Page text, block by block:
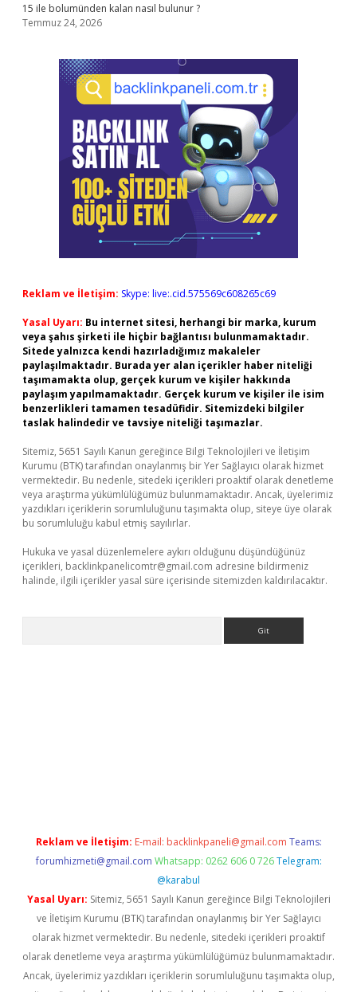
15 ile bolumünden kalan nasıl bulunur ?
Temmuz 24, 2026
Reklam ve İletişim: Skype: live:.cid.575569c608265c69
Yasal Uyarı: Bu internet sitesi, herhangi bir marka, kurum
veya şahıs şirketi ile hiçbir bağlantısı bulunmamaktadır.
Sitede yalnızca kendi hazırladığımız makaleler
paylaşılmaktadır. Burada yer alan içerikler haber niteliği
taşımamakta olup, gerçek kurum ve kişiler hakkında
paylaşım yapılmamaktadır. Gerçek kurum ve kişiler ile isim
benzerlikleri tamamen tesadüfidir. Sitemizdeki bilgiler
taslak halindedir ve tavsiye niteliği taşımazlar.
Sitemiz, 5651 Sayılı Kanun gereğince Bilgi Teknolojileri ve İletişim
Kurumu (BTK) tarafından onaylanmış bir Yer Sağlayıcı olarak hizmet
vermektedir. Bu nedenle, sitedeki içerikleri proaktif olarak denetleme
veya araştırma yükümlülüğümüz bulunmamaktadır. Ancak, üyelerimiz
yazdıkları içeriklerin sorumluluğunu taşımakta olup, siteye üye olarak
bu sorumluluğu kabul etmiş sayılırlar.
Hukuka ve yasal düzenlemelere aykırı olduğunu düşündüğünüz
içerikleri, backlinkpanelicomtr@gmail.com adresine bildirmeniz
halinde, ilgili içerikler yasal süre içerisinde sitemizden kaldırılacaktır.
Reklam ve İletişim: E-mail: backlinkpaneli@gmail.com Teams:
forumhizmeti@gmail.com Whatsapp: 0262 606 0 726 Telegram:
@karabul
Yasal Uyarı: Sitemiz, 5651 Sayılı Kanun gereğince Bilgi Teknolojileri
ve İletişim Kurumu (BTK) tarafından onaylanmış bir Yer Sağlayıcı
olarak hizmet vermektedir. Bu nedenle, sitedeki içerikleri proaktif
olarak denetleme veya araştırma yükümlülüğümüz bulunmamaktadır.
Ancak, üyelerimiz yazdıkları içeriklerin sorumluluğunu taşımakta olup,